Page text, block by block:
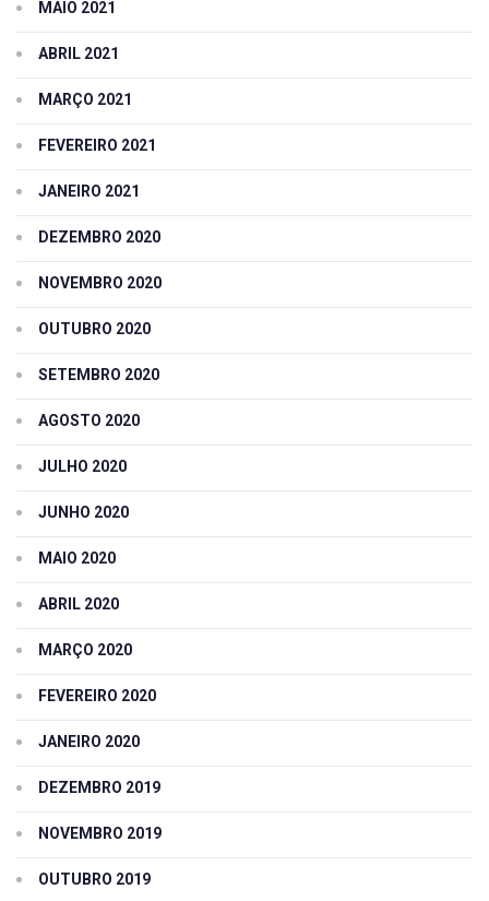
MAIO 2021
ABRIL 2021
MARÇO 2021
FEVEREIRO 2021
JANEIRO 2021
DEZEMBRO 2020
NOVEMBRO 2020
OUTUBRO 2020
SETEMBRO 2020
AGOSTO 2020
JULHO 2020
JUNHO 2020
MAIO 2020
ABRIL 2020
MARÇO 2020
FEVEREIRO 2020
JANEIRO 2020
DEZEMBRO 2019
NOVEMBRO 2019
OUTUBRO 2019